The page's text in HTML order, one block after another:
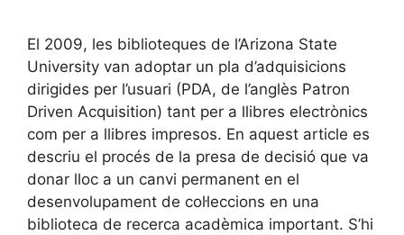
El 2009, les biblioteques de l’Arizona State
University van adoptar un pla d’adquisicions
dirigides per l’usuari (PDA, de l’anglès Patron
Driven Acquisition) tant per a llibres electrònics
com per a llibres impresos. En aquest article es
descriu el procés de la presa de decisió que va
donar lloc a un canvi permanent en el
desenvolupament de col·leccions en una
biblioteca de recerca acadèmica important. S’hi